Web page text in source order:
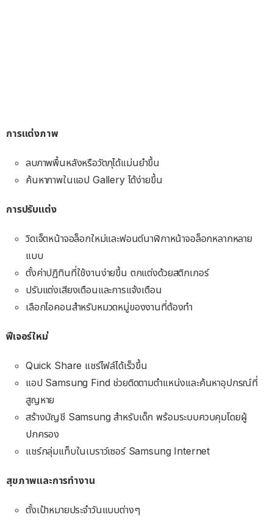
การแต่งภาพ
ลบภาพพื้นหลังหรือวัตภุได้แม่นยำขึ้น
ค้นหาภาพในแอป Gallery ได้ง่ายขึ้น
การปรับแต่ง
วิดเจ็ตหน้าจอล็อกใหม่และฟอนต์นาฬิกาหน้าจอล็อกหลากหลาย
แบบ
ตั้งค่าปฏิทินที่ใช้งานง่ายขึ้น ตกแต่งด้วยสติกเกอร์
ปรับแต่งเสียงเตือนและการแจ้งเตือน
เลือกไอคอนสำหรับหมวดหมู่ของงานที่ต้องทำ
ฟีเจอร์ใหม่
Quick Share แชร์ไฟล์ได้เร็วขึ้น
แอป Samsung Find ช่วยติดตามตำแหน่งและค้นหาอุปกรณ์ที่
สูญหาย
สร้างบัญชี Samsung สำหรับเด็ก พร้อมระบบควบคุมโดยผู้
ปกครอง
แชร์กลุ่มแท็บในเบราว์เซอร์ Samsung Internet
สุขภาพและการทำงาน
ตั้งเป้าหมายประจำวันแบบต่างๆ